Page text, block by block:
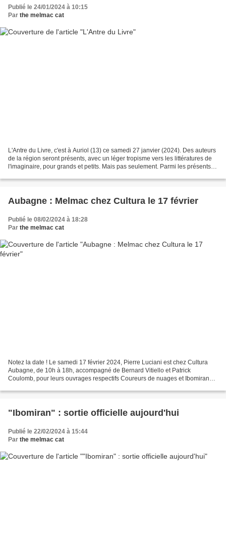
Publié le 24/01/2024 à 10:15
Par the melmac cat
L'Antre du Livre, c'est à Auriol (13) ce samedi 27 janvier (2024). Des auteurs
de la région seront présents, avec un léger tropisme vers les littératures de
l'imaginaire, pour grands et petits. Mais pas seulement. Parmi les présents,
Aubagne : Melmac chez Cultura le 17 février
Publié le 08/02/2024 à 18:28
Par the melmac cat
Notez la date ! Le samedi 17 février 2024, Pierre Luciani est chez Cultura
Aubagne, de 10h à 18h, accompagné de Bernard Vitiello et Patrick
Coulomb, pour leurs ouvrages respectifs Coureurs de nuages et Ibomiran
"Ibomiran" : sortie officielle aujourd'hui
Publié le 22/02/2024 à 15:44
Par the melmac cat